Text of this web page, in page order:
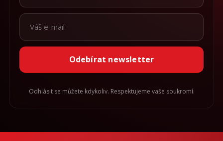
Odebírat newsletter
Odhlásit se můžete kdykoliv. Respektujeme vaše soukromí.